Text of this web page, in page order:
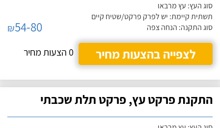
סוג העץ: עץ מרבאו
תשתית קיימת: יש לפרק פרקט/שטיח קיים
סוג התקנה: הנחה צפה
₪54-80
לצפייה בהצעות מחיר
0 הצעות מחיר
התקנת פרקט עץ, פרקט תלת שכבתי